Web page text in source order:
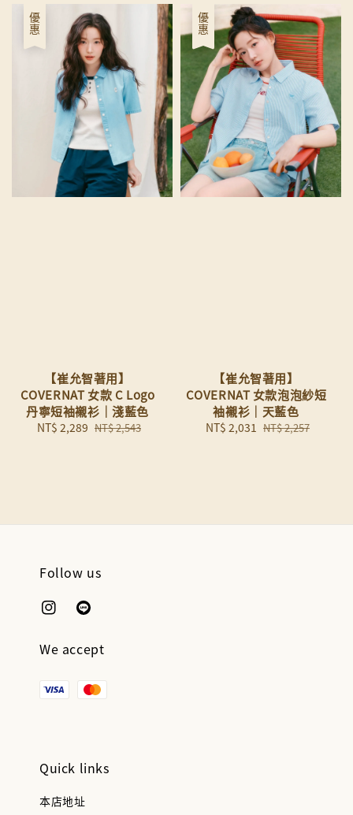
優惠
【崔允智著用】
COVERNAT 女款 C Logo
丹寧短袖襯衫｜淺藍色
Sale
NT$ 2,289 Regular
NT$ 2,543
優惠
【崔允智著用】
COVERNAT 女款泡泡紗短
袖襯衫｜天藍色
Sale
NT$ 2,031 Regular
NT$ 2,257
Follow us
We accept
Quick links
本店地址